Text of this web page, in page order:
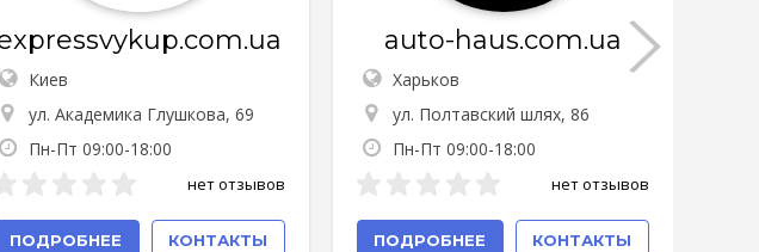
Киев
ул. Академика Глушкова, 69
Пн-Пт 09:00-18:00
нет отзывов
ПОДРОБНЕЕ КОНТАКТЫ
auto-haus.com.ua
Харьков
ул. Полтавский шлях, 86
Пн-Пт 09:00-18:00
нет отзывов
ПОДРОБНЕЕ КОНТАКТЫ